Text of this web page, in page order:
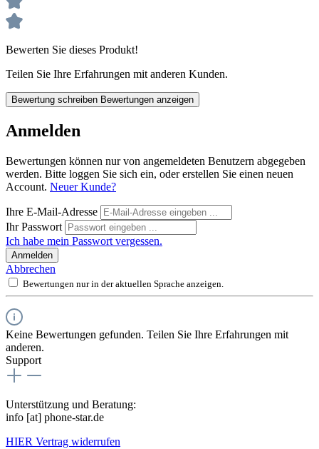
Bewerten Sie dieses Produkt!
Teilen Sie Ihre Erfahrungen mit anderen Kunden.
Bewertung schreiben Bewertungen anzeigen
Anmelden
Bewertungen können nur von angemeldeten Benutzern abgegeben
werden. Bitte loggen Sie sich ein, oder erstellen Sie einen neuen
Account. Neuer Kunde?
Ihre E-Mail-Adresse
Ihr Passwort
Ich habe mein Passwort vergessen.
Anmelden
Abbrechen
Bewertungen nur in der aktuellen Sprache anzeigen.
Keine Bewertungen gefunden. Teilen Sie Ihre Erfahrungen mit
anderen.
Support
Unterstützung und Beratung:
info [at] phone-star.de
HIER Vertrag widerrufen